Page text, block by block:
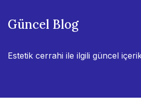
Güncel Blog
Estetik cerrahi ile ilgili güncel